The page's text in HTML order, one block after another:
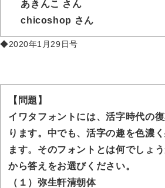
あきんこ
さん
chicoshop さん
◆2020年1月29日号
【問題】
イワタフォントには、活字時代の
ります。中でも、活字の趣を色濃
ます。そのフォントとは何でしょ
から答えをお選びください。
（１）弥生軒清朝体